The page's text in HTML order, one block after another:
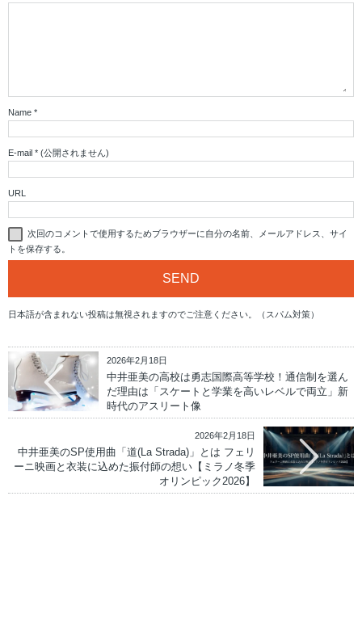
Name *
E-mail * (公開されません)
URL
次回のコメントで使用するためブラウザーに自分の名前、メールアドレス、サイ
トを保存する。
日本語が含まれない投稿は無視されますのでご注意ください。（スパム対策）
2026年2月18日
中井亜美の高校は勇志国際高等学校！通信制を選ん
だ理由は「スケートと学業を高いレベルで両立」新
時代のアスリート像
2026年2月18日
中井亜美のSP使用曲「道(La Strada)」とは フェリ
ーニ映画と衣装に込めた振付師の想い【ミラノ冬季
オリンピック2026】